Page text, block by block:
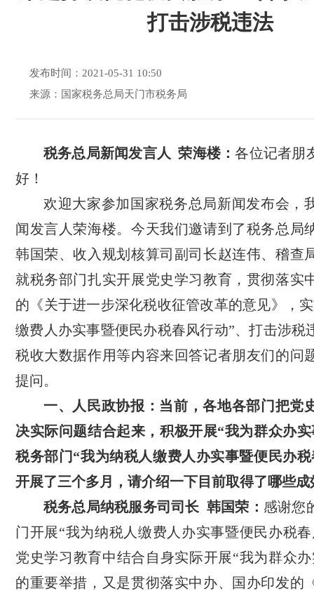
打击涉税违法
发布时间：2021-05-31 10:50
来源：国家税务总局天门市税务局
税务总局新闻发言人 荣海楼：各位记者朋
好！
欢迎大家参加国家税务总局新闻发布会，
闻发言人荣海楼。今天我们邀请到了税务总局
韩国荣、收入规划核算司副司长赵连伟、稽查
就税务部门扎实开展党史学习教育，贯彻落实
的《关于进一步深化税收征管改革的意见》，
缴费人办实事暨便民办税春风行动”、打击涉税
税收大数据作用等内容来回答记者朋友们的问
提问。
一、人民政协报：当前，各地各部门把党
决实际问题结合起来，积极开展“我为群众办
税务部门“我为纳税人缴费人办实事暨便民办
开展了三个多月，请介绍一下目前取得了哪些成
税务总局纳税服务司司长 韩国荣： 感谢您
门开展“我为纳税人缴费人办实事暨便民办税
党史学习教育中结合自身实际开展“我为群众
的重要举措，又是贯彻落实中办、国办印发的